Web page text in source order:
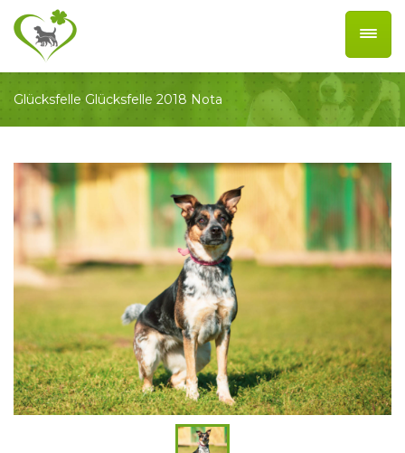
Glücksfelle Glücksfelle 2018 Nota